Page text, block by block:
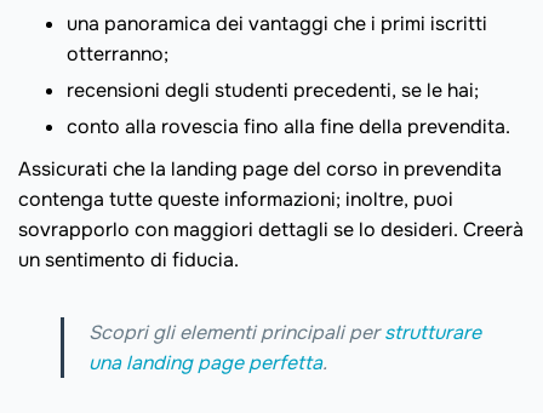
una panoramica dei vantaggi che i primi iscritti
otterranno;
recensioni degli studenti precedenti, se le hai;
conto alla rovescia fino alla fine della prevendita.
Assicurati che la landing page del corso in prevendita
contenga tutte queste informazioni; inoltre, puoi
sovrapporlo con maggiori dettagli se lo desideri. Creerà
un sentimento di fiducia.
Scopri gli elementi principali perstrutturare
una landing page perfetta.